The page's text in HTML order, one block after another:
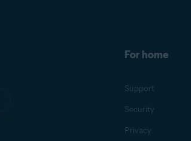
For home
Support
Security
Privacy